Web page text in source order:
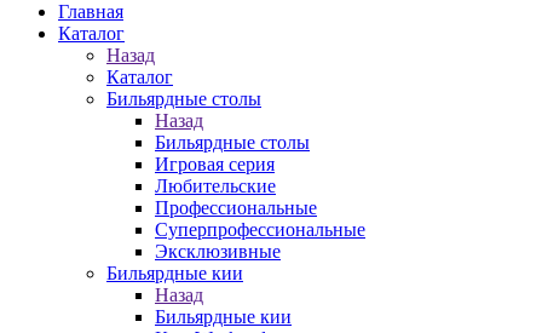
Главная
Каталог
Назад
Каталог
Бильярдные столы
Назад
Бильярдные столы
Игровая серия
Любительские
Профессиональные
Суперпрофессиональные
Эксклюзивные
Бильярдные кии
Назад
Бильярдные кии